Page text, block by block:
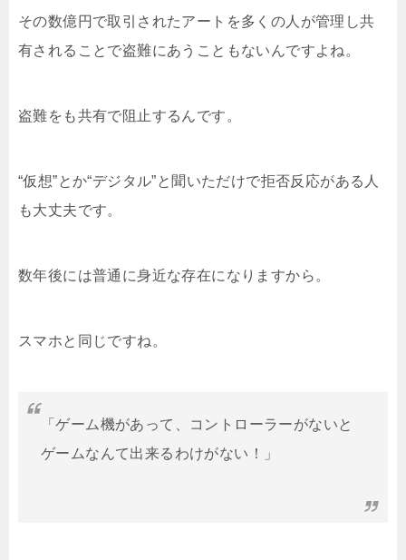
その数億円で取引されたアートを多くの人が管理し共
有されることで盗難にあうこともないんですよね。
盗難をも共有で阻止するんです。
“仮想”とか“デジタル”と聞いただけで拒否反応がある人
も大丈夫です。
数年後には普通に身近な存在になりますから。
スマホと同じですね。
「ゲーム機があって、コントローラーがないと
ゲームなんて出来るわけがない！」